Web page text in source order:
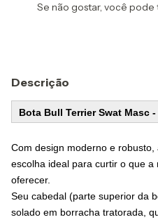
Se não gostar, você
Descrição
Bota Bull Terrier Swat Masc -
Com design moderno e robusto,
escolha ideal para curtir o que
oferecer.
Seu cabedal (parte superior da
solado em borracha tratorada,